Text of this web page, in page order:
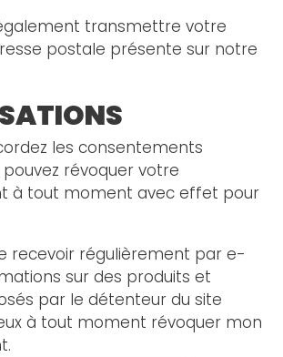
transmettre votre
postale présente sur notre
les consentements
pouvez révoquer votre
à tout moment avec effet pour
recevoir régulièrement par e-
sur des produits et
par le détenteur du site
à tout moment révoquer mon